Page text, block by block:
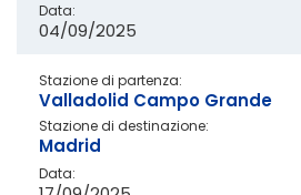
Data:
04/09/2025
Stazione di partenza:
Valladolid Campo Grande
Stazione di destinazione:
Madrid
Data: